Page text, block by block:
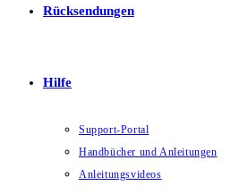
Rücksendungen
Hilfe
Support-Portal
Handbücher und Anleitungen
Anleitungsvideos